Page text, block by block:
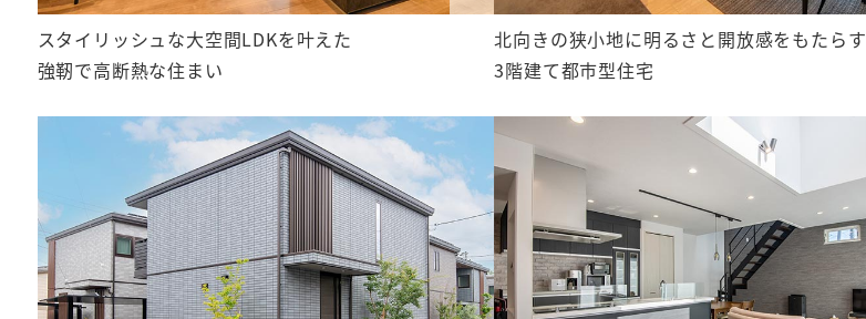
スタイリッシュな大空間LDKを叶えた
強靭で高断熱な住まい
北向きの狭小地に明るさと開放感をもたらす
3階建て都市型住宅